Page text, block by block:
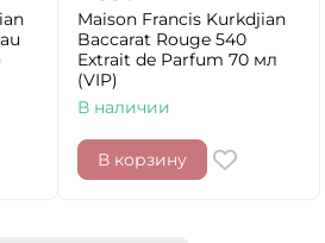
Maison Francis Kurkdjian
Baccarat Rouge 540
Extrait de Parfum 70 мл
(VIP)
В наличии
В корзину